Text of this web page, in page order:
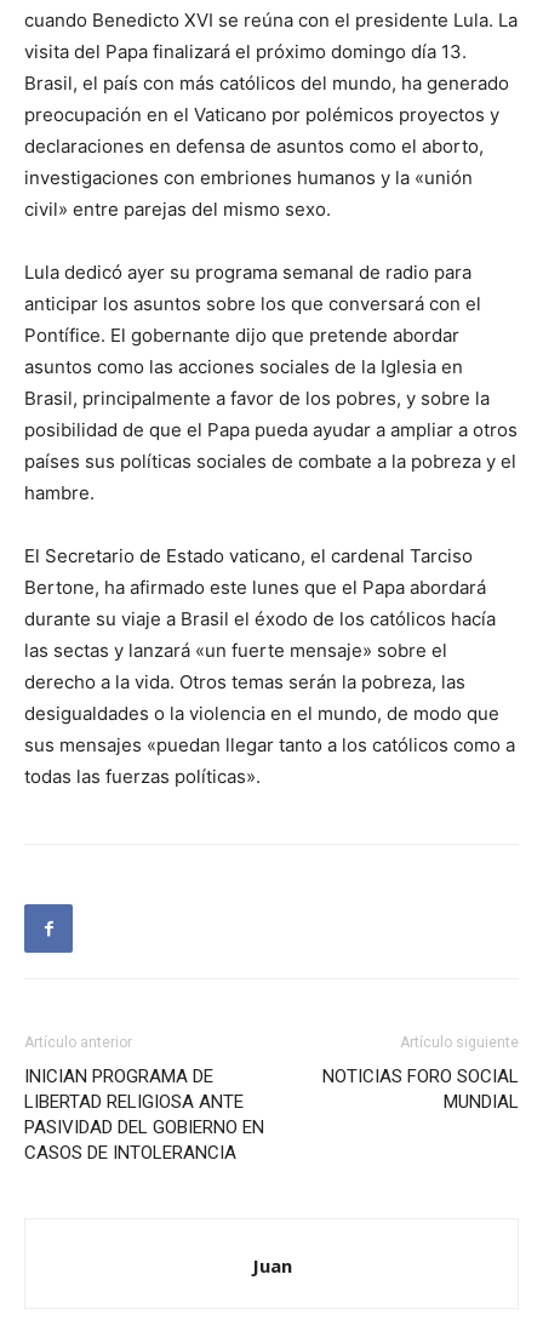
cuando Benedicto XVI se reúna con el presidente Lula. La
visita del Papa finalizará el próximo domingo día 13.
Brasil, el país con más católicos del mundo, ha generado
preocupación en el Vaticano por polémicos proyectos y
declaraciones en defensa de asuntos como el aborto,
investigaciones con embriones humanos y la «unión
civil» entre parejas del mismo sexo.
Lula dedicó ayer su programa semanal de radio para
anticipar los asuntos sobre los que conversará con el
Pontífice. El gobernante dijo que pretende abordar
asuntos como las acciones sociales de la Iglesia en
Brasil, principalmente a favor de los pobres, y sobre la
posibilidad de que el Papa pueda ayudar a ampliar a otros
países sus políticas sociales de combate a la pobreza y el
hambre.
El Secretario de Estado vaticano, el cardenal Tarciso
Bertone, ha afirmado este lunes que el Papa abordará
durante su viaje a Brasil el éxodo de los católicos hacía
las sectas y lanzará «un fuerte mensaje» sobre el
derecho a la vida. Otros temas serán la pobreza, las
desigualdades o la violencia en el mundo, de modo que
sus mensajes «puedan llegar tanto a los católicos como a
todas las fuerzas políticas».
Artículo anterior
INICIAN PROGRAMA DE
LIBERTAD RELIGIOSA ANTE
PASIVIDAD DEL GOBIERNO EN
CASOS DE INTOLERANCIA
Artículo siguiente
NOTICIAS FORO SOCIAL
MUNDIAL
Juan